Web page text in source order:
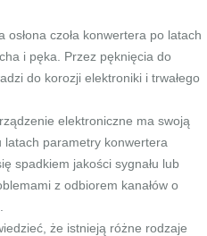
czoła konwertera po latach
i pęka. Przez pęknięcia do
do korozji elektroniki i trwałego
elektroniczne ma swoją
latach parametry konwertera
spadkiem jakości sygnału lub
z odbiorem kanałów o
że istnieją różne rodzaje